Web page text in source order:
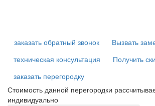
заказать обратный звонок
Вызвать
техническая консультация
Получить
заказать перегородку
Стоимость данной перегородки
индивидуально